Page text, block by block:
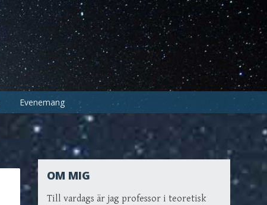
Evenemang
OM MIG
Till vardags är jag professor i teoretisk